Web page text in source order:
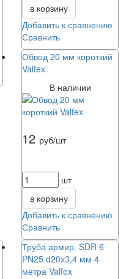
в корзину
Добавить к сравнению
Сравнить
Обвод 20 мм короткий
Valfex
В наличии
12 руб/шт
шт
в корзину
Добавить к сравнению
Сравнить
Труба армир. SDR 6
PN25 d20х3,4 мм 4
метра Valfex